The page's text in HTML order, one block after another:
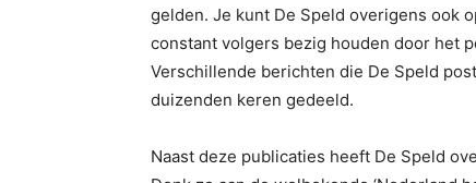
gelden. Je kunt De Speld overigens ook
constant volgers bezig houden door het
Verschillende berichten die De Speld
duizenden keren gedeeld.
Naast deze publicaties heeft De Speld